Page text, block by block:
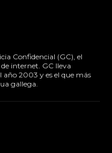
Confidencial (GC), el
internet. GC lleva
2003 y es el que más
gallega.